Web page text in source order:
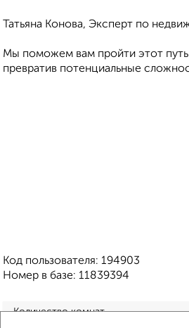
Татьяна Конова, Эксперт по
Мы поможем вам пройти этот путь
превратив потенциальные
Код пользователя: 194903
Номер в базе: 11839394
Количество комнат